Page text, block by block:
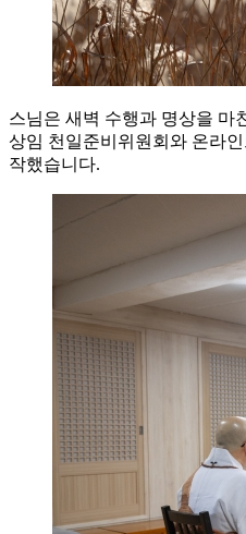
스님은 새벽 수행과 명상을 마
상임 천일준비위원회와 온라
작했습니다.